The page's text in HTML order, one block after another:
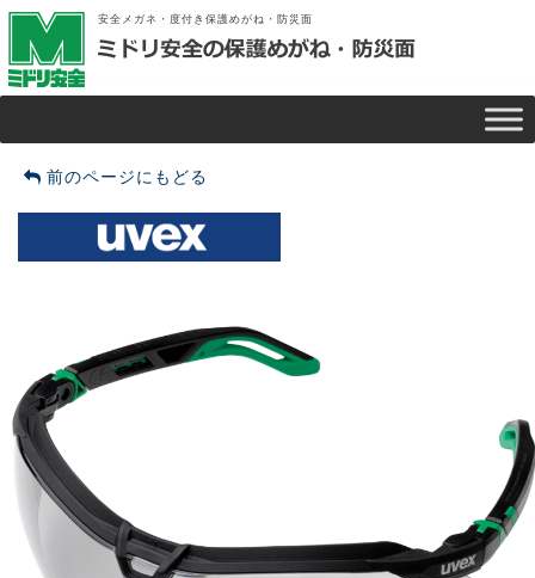
安全メガネ・度付き保護めがね・防災面
前のページにもどる